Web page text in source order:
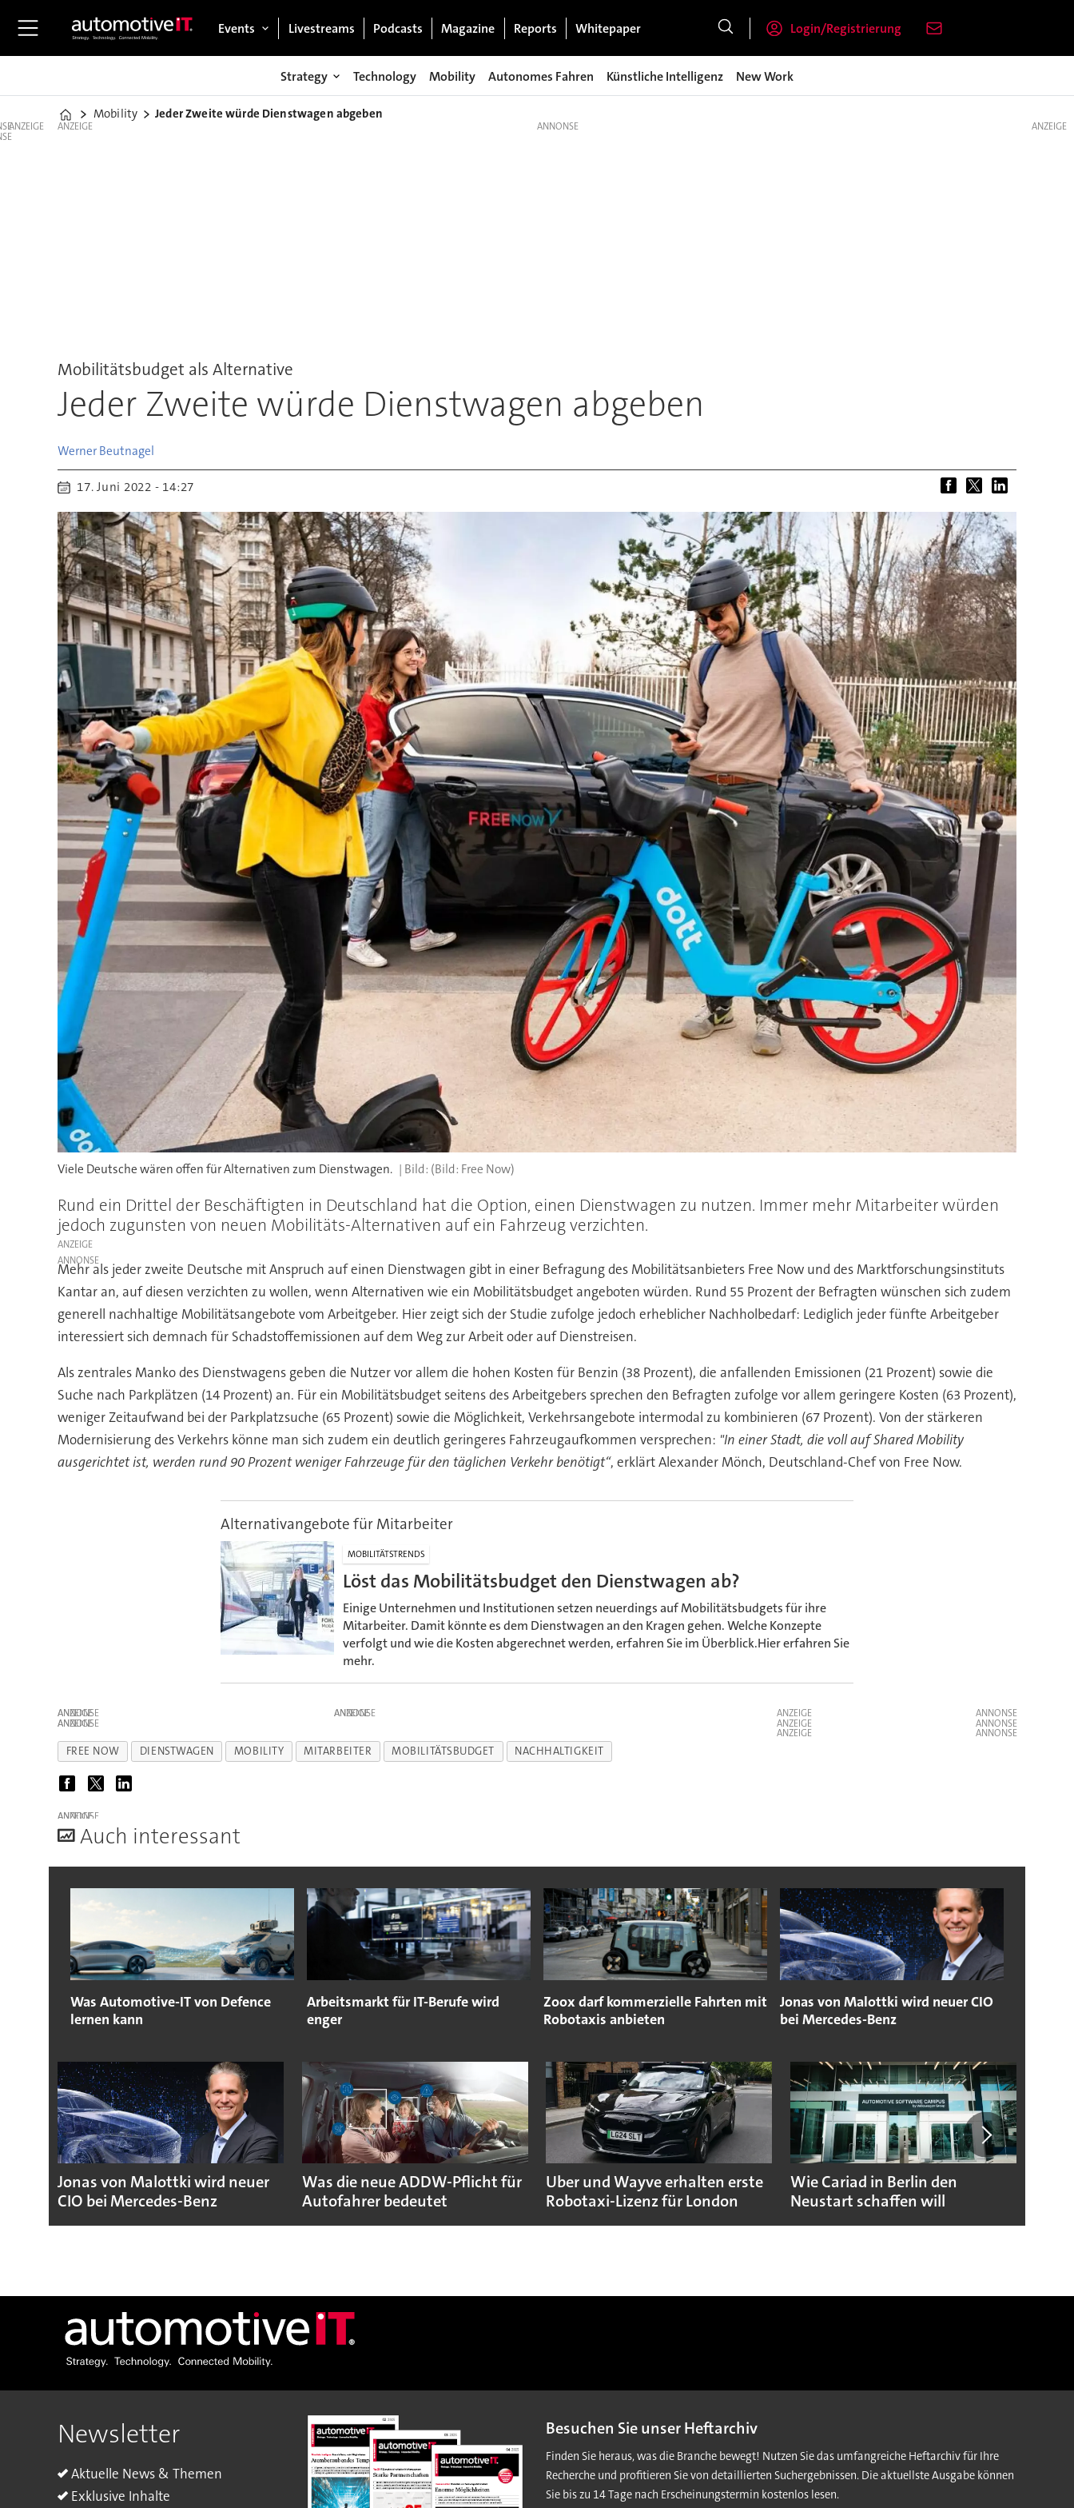
Events Livestreams Podcasts Magazine Reports Whitepaper Login/Registrierung
Strategy Technology Mobility Autonomes Fahren Künstliche Intelligenz New Work
Home
Mobility Jeder Zweite würde Dienstwagen abgeben
ANZEIGE ANZEIGE
Mobilitätsbudget als Alternative
Jeder Zweite würde Dienstwagen abgeben
Werner Beutnagel
17. Juni 2022 - 14:27
Viele Deutsche wären offen für Alternativen zum Dienstwagen. (Bild: Free Now)
Rund ein Drittel der Beschäftigten in Deutschland hat die Option, einen Dienstwagen zu nutzen. Immer mehr Mitarbeiter würden
jedoch zugunsten von neuen Mobilitäts-Alternativen auf ein Fahrzeug verzichten.
ANZEIGE
Mehr als jeder zweite Deutsche mit Anspruch auf einen Dienstwagen gibt in einer Befragung des Mobilitätsanbieters Free Now und des Marktforschungsinstituts
Kantar an, auf diesen verzichten zu wollen, wenn Alternativen wie ein Mobilitätsbudget angeboten würden. Rund 55 Prozent der Befragten wünschen sich zudem
generell nachhaltige Mobilitätsangebote vom Arbeitgeber. Hier zeigt sich der Studie zufolge jedoch erheblicher Nachholbedarf: Lediglich jeder fünfte Arbeitgeber
interessiert sich demnach für Schadstoffemissionen auf dem Weg zur Arbeit oder auf Dienstreisen.
Als zentrales Manko des Dienstwagens geben die Nutzer vor allem die hohen Kosten für Benzin (38 Prozent), die anfallenden Emissionen (21 Prozent) sowie die
Suche nach Parkplätzen (14 Prozent) an. Für ein Mobilitätsbudget seitens des Arbeitgebers sprechen den Befragten zufolge vor allem geringere Kosten (63 Prozent),
weniger Zeitaufwand bei der Parkplatzsuche (65 Prozent) sowie die Möglichkeit, Verkehrsangebote intermodal zu kombinieren (67 Prozent). Von der stärkeren
Modernisierung des Verkehrs könne man sich zudem ein deutlich geringeres Fahrzeugaufkommen versprechen: "In einer Stadt, die voll auf Shared Mobility
ausgerichtet ist, werden rund 90 Prozent weniger Fahrzeuge für den täglichen Verkehr benötigt“, erklärt Alexander Mönch, Deutschland-Chef von Free Now.
Alternativangebote für Mitarbeiter
MOBILITÄTSTRENDS
Löst das Mobilitätsbudget den Dienstwagen ab?
Einige Unternehmen und Institutionen setzen neuerdings auf Mobilitätsbudgets für ihre
Mitarbeiter. Damit könnte es dem Dienstwagen an den Kragen gehen. Welche Konzepte
verfolgt und wie die Kosten abgerechnet werden, erfahren Sie im Überblick.Hier erfahren Sie
mehr.
ANZEIGE ANZEIGE
ANZEIGE
ANZEIGE
ANZEIGE
ANZEIGE
FREE NOW DIENSTWAGEN MOBILITY MITARBEITER MOBILITÄTSBUDGET NACHHALTIGKEIT
ANZEIGE
Auch interessant
Was Automotive-IT von Defence
lernen kann
Arbeitsmarkt für IT-Berufe wird
enger
Zoox darf kommerzielle Fahrten mit
Robotaxis anbieten
Jonas von Malottki wird neuer CIO
bei Mercedes-Benz
Jonas von Malottki wird neuer
CIO bei Mercedes-Benz
Was die neue ADDW-Pflicht für
Autofahrer bedeutet
Uber und Wayve erhalten erste
Robotaxi-Lizenz für London
Wie Cariad in Berlin den
Neustart schaffen will
ANZEIGE
Newsletter
Aktuelle News & Themen
Exklusive Inhalte
Besuchen Sie unser Heftarchiv
Finden Sie heraus, was die Branche bewegt! Nutzen Sie das umfangreiche Heftarchiv für Ihre
Recherche und profitieren Sie von detaillierten Suchergebnissen. Die aktuellste Ausgabe können
Sie bis zu 14 Tage nach Erscheinungstermin kostenlos lesen.